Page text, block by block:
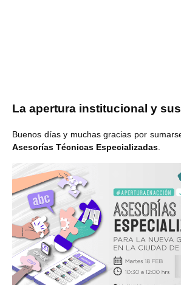
La apertura institucional y
Buenos días y muchas gracias por
Asesorías Técnicas Especializadas.